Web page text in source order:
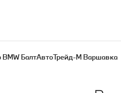
БалтАвтоТрейд-М Варшавка